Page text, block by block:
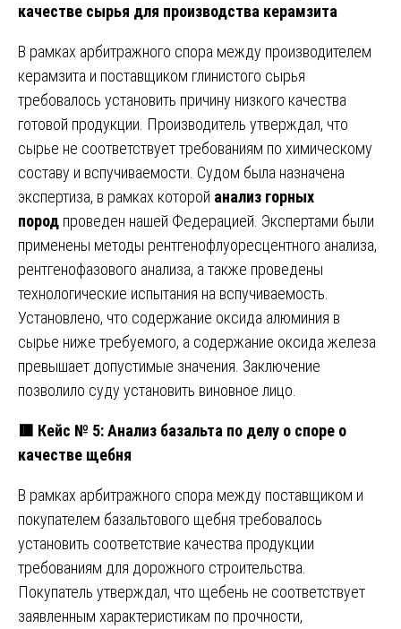
качестве сырья для производства керамзита
В рамках арбитражного спора между производителем
керамзита и поставщиком глинистого сырья
требовалось установить причину низкого качества
готовой продукции. Производитель утверждал, что
сырье не соответствует требованиям по химическому
составу и вспучиваемости. Судом была назначена
экспертиза, в рамках которой анализ горных
пород проведен нашей Федерацией. Экспертами были
применены методы рентгенофлуоресцентного анализа,
рентгенофазового анализа, а также проведены
технологические испытания на вспучиваемость.
Установлено, что содержание оксида алюминия в
сырье ниже требуемого, а содержание оксида железа
превышает допустимые значения. Заключение
позволило суду установить виновное лицо.
🟥 Кейс № 5: Анализ базальта по делу о споре о
качестве щебня
В рамках арбитражного спора между поставщиком и
покупателем базальтового щебня требовалось
установить соответствие качества продукции
требованиям для дорожного строительства.
Покупатель утверждал, что щебень не соответствует
заявленным характеристикам по прочности,